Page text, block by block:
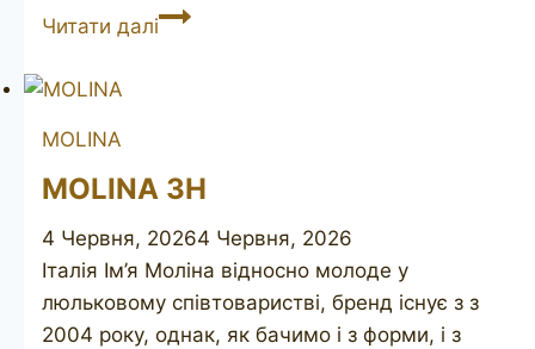
Читати даліCHARATAN’S
MOLINA
MOLINA 3H
4 Червня, 20264 Червня, 2026
Італія Ім’я Моліна відносно молоде у
люльковому співтоваристві, бренд існує з з
2004 року, однак, як бачимо і з форми, і з